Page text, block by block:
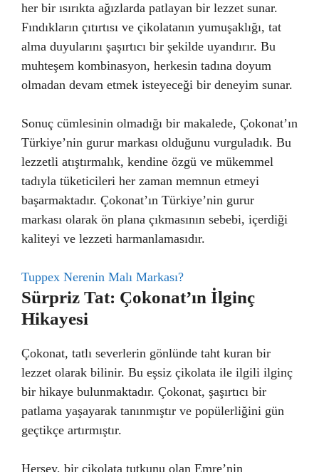
her bir ısırıkta ağızlarda patlayan bir lezzet sunar.
Fındıkların çıtırtısı ve çikolatanın yumuşaklığı, tat
alma duyularını şaşırtıcı bir şekilde uyandırır. Bu
muhteşem kombinasyon, herkesin tadına doyum
olmadan devam etmek isteyeceği bir deneyim sunar.
Sonuç cümlesinin olmadığı bir makalede, Çokonat’ın
Türkiye’nin gurur markası olduğunu vurguladık. Bu
lezzetli atıştırmalık, kendine özgü ve mükemmel
tadıyla tüketicileri her zaman memnun etmeyi
başarmaktadır. Çokonat’ın Türkiye’nin gurur
markası olarak ön plana çıkmasının sebebi, içerdiği
kaliteyi ve lezzeti harmanlamasıdır.
Tuppex Nerenin Malı Markası?
Sürpriz Tat: Çokonat’ın İlginç
Hikayesi
Çokonat, tatlı severlerin gönlünde taht kuran bir
lezzet olarak bilinir. Bu eşsiz çikolata ile ilgili ilginç
bir hikaye bulunmaktadır. Çokonat, şaşırtıcı bir
patlama yaşayarak tanınmıştır ve popülerliğini gün
geçtikçe artırmıştır.
Herşey, bir çikolata tutkunu olan Emre’nin